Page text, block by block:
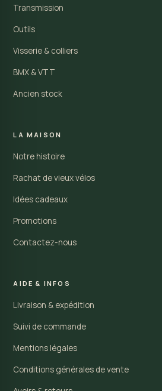
Transmission
Outils
Visserie & colliers
BMX & VTT
Ancien stock
LA MAISON
Notre histoire
Rachat de vieux vélos
Idées cadeaux
Promotions
Contactez-nous
AIDE & INFOS
Livraison & expédition
Suivi de commande
Mentions légales
Conditions générales de vente